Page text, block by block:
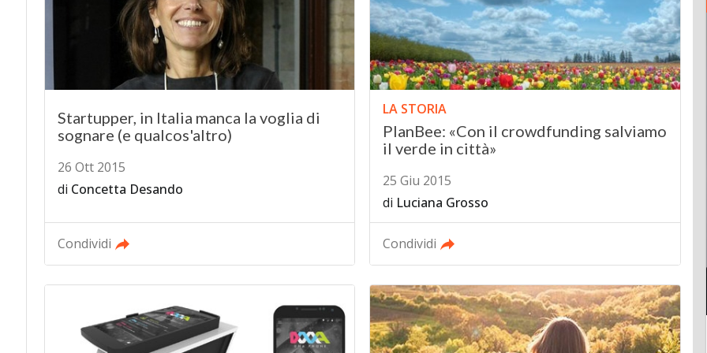
Startupper, in Italia manca la voglia di
sognare (e qualcos'altro)
26 Ott 2015
di Concetta Desando
Condividi
LA STORIA
PlanBee: «Con il crowdfunding salviamo
il verde in città»
25 Giu 2015
di Luciana Grosso
Condividi